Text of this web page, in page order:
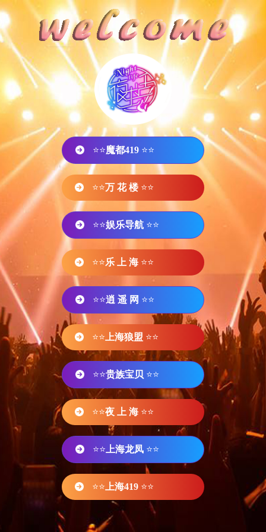
⭐⭐魔都419 ⭐⭐
⭐⭐万 花 楼 ⭐⭐
⭐⭐娱乐导航 ⭐⭐
⭐⭐乐 上 海 ⭐⭐
⭐⭐逍 遥 网 ⭐⭐
⭐⭐ 上海狼盟 ⭐⭐
⭐⭐贵族宝贝 ⭐⭐
⭐⭐夜 上 海 ⭐⭐
⭐⭐ 上海龙凤 ⭐⭐
⭐⭐ 上海419 ⭐⭐